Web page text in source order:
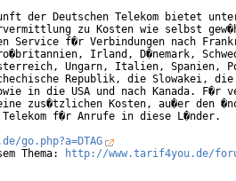
der Deutschen Telekom bietet
zu Kosten wie selbst
Service f�r Verbindungen nach
Irland, D�nemark,
Ungarn, Italien, Spanien,
Republik, die Slowakei, die
in die USA und nach Kanada. F�r
zus�tzlichen Kosten, au�er den
Telekom f�r Anrufe in diese L�nder.
Thema:
http://www.tarif4you.de/